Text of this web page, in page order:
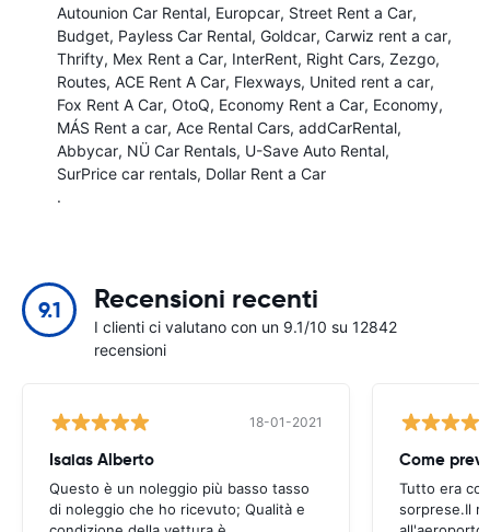
Autounion Car Rental Europcar Street Rent a Car
Budget Payless Car Rental Goldcar Carwiz rent a car
Thrifty Mex Rent a Car InterRent Right Cars Zezgo
Routes ACE Rent A Car Flexways United rent a car
Fox Rent A Car OtoQ Economy Rent a Car Economy
MÁS Rent a car Ace Rental Cars addCarRental
Abbycar NÜ Car Rentals U-Save Auto Rental
SurPrice car rentals Dollar Rent a Car
.
9.1 Recensioni recenti
I clienti ci valutano con un 9.1/10 su 12842
recensioni
18-01-2021
Isaias Alberto
Questo è un noleggio più basso tasso
di noleggio che ho ricevuto; Qualità e
Come
Tutto era
sorprese.Il